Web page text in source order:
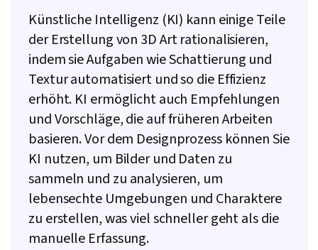
Künstliche Intelligenz (KI) kann einige Teile
der Erstellung von 3D Art rationalisieren,
indem sie Aufgaben wie Schattierung und
Textur automatisiert und so die Effizienz
erhöht. KI ermöglicht auch Empfehlungen
und Vorschläge, die auf früheren Arbeiten
basieren. Vor dem Designprozess können Sie
KI nutzen, um Bilder und Daten zu
sammeln und zu analysieren, um
lebensechte Umgebungen und Charaktere
zu erstellen, was viel schneller geht als die
manuelle Erfassung.